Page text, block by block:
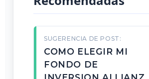
SUGERENCIA DE POST:
COMO ELEGIR MI
FONDO DE